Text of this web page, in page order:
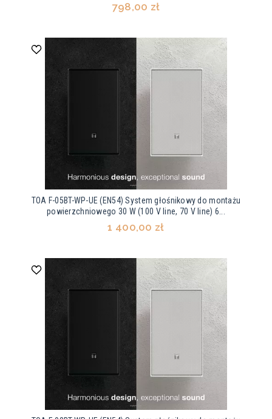
798,00 zł
TOA F-05BT-WP-UE (EN54) System głośnikowy do montażu
powierzchniowego 30 W (100 V line, 70 V line) 6...
1 400,00 zł